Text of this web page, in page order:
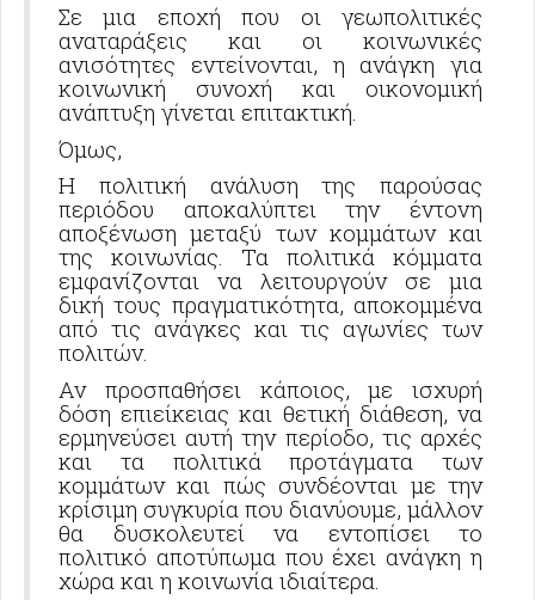
Σε μια εποχή που οι γεωπολιτικές
αναταράξεις και οι κοινωνικές
ανισότητες εντείνονται, η ανάγκη για
κοινωνική συνοχή και οικονομική
ανάπτυξη γίνεται επιτακτική.
Όμως,
Η πολιτική ανάλυση της παρούσας
περιόδου αποκαλύπτει την έντονη
αποξένωση μεταξύ των κομμάτων και
της κοινωνίας. Τα πολιτικά κόμματα
εμφανίζονται να λειτουργούν σε μια
δική τους πραγματικότητα, αποκομμένα
από τις ανάγκες και τις αγωνίες των
πολιτών.
Αν προσπαθήσει κάποιος, με ισχυρή
δόση επιείκειας και θετική διάθεση, να
ερμηνεύσει αυτή την περίοδο, τις αρχές
και τα πολιτικά προτάγματα των
κομμάτων και πώς συνδέονται με την
κρίσιμη συγκυρία που διανύουμε, μάλλον
θα δυσκολευτεί να εντοπίσει το
πολιτικό αποτύπωμα που έχει ανάγκη η
χώρα και η κοινωνία ιδιαίτερα.